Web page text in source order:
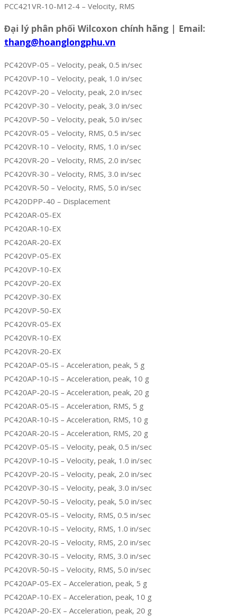
PCC421VR-10-M12-4 – Velocity, RMS
Đại lý phân phối Wilcoxon chính hãng | Email:
thang@hoanglongphu.vn
PC420VP-05 – Velocity, peak, 0.5 in/sec
PC420VP-10 – Velocity, peak, 1.0 in/sec
PC420VP-20 – Velocity, peak, 2.0 in/sec
PC420VP-30 – Velocity, peak, 3.0 in/sec
PC420VP-50 – Velocity, peak, 5.0 in/sec
PC420VR-05 – Velocity, RMS, 0.5 in/sec
PC420VR-10 – Velocity, RMS, 1.0 in/sec
PC420VR-20 – Velocity, RMS, 2.0 in/sec
PC420VR-30 – Velocity, RMS, 3.0 in/sec
PC420VR-50 – Velocity, RMS, 5.0 in/sec
PC420DPP-40 – Displacement
PC420AR-05-EX
PC420AR-10-EX
PC420AR-20-EX
PC420VP-05-EX
PC420VP-10-EX
PC420VP-20-EX
PC420VP-30-EX
PC420VP-50-EX
PC420VR-05-EX
PC420VR-10-EX
PC420VR-20-EX
PC420AP-05-IS – Acceleration, peak, 5 g
PC420AP-10-IS – Acceleration, peak, 10 g
PC420AP-20-IS – Acceleration, peak, 20 g
PC420AR-05-IS – Acceleration, RMS, 5 g
PC420AR-10-IS – Acceleration, RMS, 10 g
PC420AR-20-IS – Acceleration, RMS, 20 g
PC420VP-05-IS – Velocity, peak, 0.5 in/sec
PC420VP-10-IS – Velocity, peak, 1.0 in/sec
PC420VP-20-IS – Velocity, peak, 2.0 in/sec
PC420VP-30-IS – Velocity, peak, 3.0 in/sec
PC420VP-50-IS – Velocity, peak, 5.0 in/sec
PC420VR-05-IS – Velocity, RMS, 0.5 in/sec
PC420VR-10-IS – Velocity, RMS, 1.0 in/sec
PC420VR-20-IS – Velocity, RMS, 2.0 in/sec
PC420VR-30-IS – Velocity, RMS, 3.0 in/sec
PC420VR-50-IS – Velocity, RMS, 5.0 in/sec
PC420AP-05-EX – Acceleration, peak, 5 g
PC420AP-10-EX – Acceleration, peak, 10 g
PC420AP-20-EX – Acceleration, peak, 20 g